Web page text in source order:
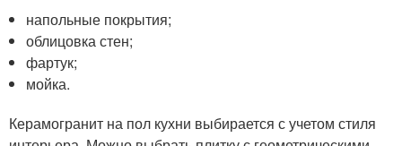
напольные покрытия;
облицовка стен;
фартук;
мойка.
Керамогранит на пол кухни выбирается с учетом стиля